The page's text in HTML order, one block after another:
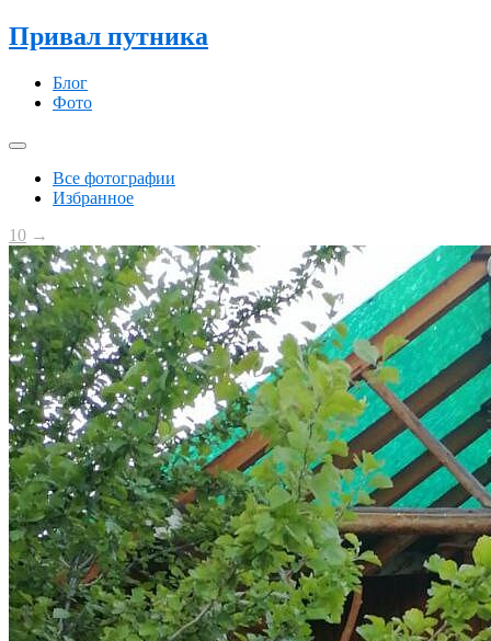
Привал путника
Блог
Фото
Все фотографии
Избранное
10 →